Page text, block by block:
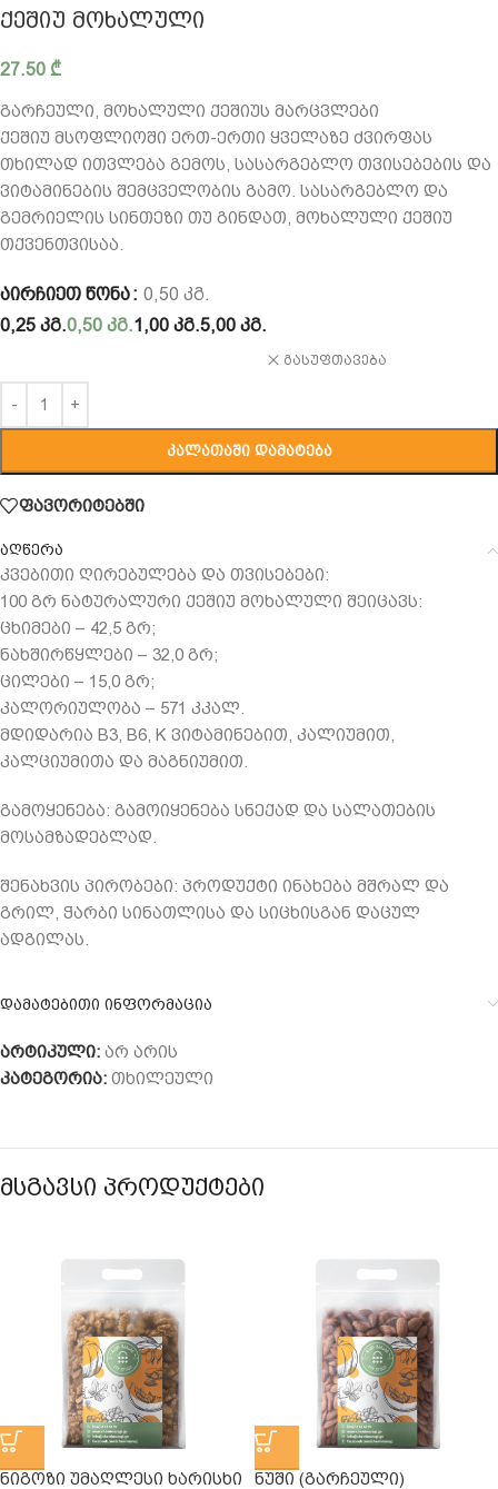
ᲥᲔᲨᲘᲣ ᲛᲝᲮᲐᲚᲣᲚᲘ
27.50 ₾
გარჩეული, მოხალული ქეშიუს მარცვლები
ქეშიუ მსოფლიოში ერთ-ერთი ყველაზე ძვირფას
თხილად ითვლება გემოს, სასარგებლო თვისებების და
ვიტამინების შემცველობის გამო. სასარგებლო და
გემრიელის სინთეზი თუ გინდათ, მოხალული ქეშიუ
თქვენთვისაა.
ᲐᲘᲠᲩᲘᲔᲗ ᲬᲝᲜᲐ
0,50 ᲙᲒ.
0,25 კგ.0,50 კგ.1,00 კგ.5,00 კგ.
გასუფთავება
ᲙᲐᲚᲐᲗᲐᲨᲘ ᲓᲐᲛᲐᲢᲔᲑᲐ
ფავორიტებში
აღწერა
კვებითი ღირებულება და თვისებები:
100 გრ ნატურალური ქეშიუ მოხალული შეიცავს:
ცხიმები – 42,5 გრ;
ნახშირწყლები – 32,0 გრ;
ცილები – 15,0 გრ;
კალორიულობა – 571 კკალ.
მდიდარია B3, B6, K ვიტამინებით, კალიუმით,
კალციუმითა და მაგნიუმით.
გამოყენება: გამოიყენება სნექად და სალათების
მოსამზადებლად.
შენახვის პირობები: პროდუქტი ინახება მშრალ და
გრილ, ჭარბი სინათლისა და სიცხისგან დაცულ
ადგილას.
დამატებითი ინფორმაცია
არტიკული: არ არის
კატეგორია: თხილეული
ᲛᲡᲒᲐᲕᲡᲘ ᲞᲠᲝᲓᲣᲥᲢᲔᲑᲘ
ᲜᲘᲒᲝᲖᲘ ᲣᲛᲐᲦᲚᲔᲡᲘ ᲮᲐᲠᲘᲡᲮᲘ ᲜᲣᲨᲘ (ᲒᲐᲠᲩᲔᲣᲚᲘ)